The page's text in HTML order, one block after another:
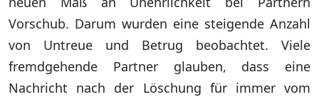
Vorschub. Darum wurden eine steigende Anzahl
von Untreue und Betrug beobachtet. Viele
fremdgehende Partner glauben, dass eine
Nachricht nach der Löschung für immer vom